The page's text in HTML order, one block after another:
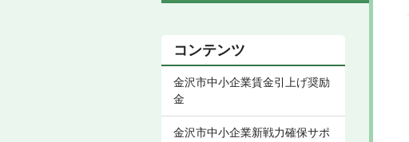
コンテンツ
金沢市中小企業賃金引上げ奨励
金
金沢市中小企業新戦力確保サポ